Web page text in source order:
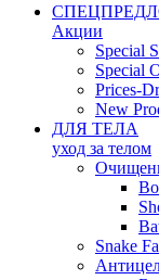
Акции
Special
Special
Prices-
New
ДЛЯ ТЕЛА
уход за телом
Snake